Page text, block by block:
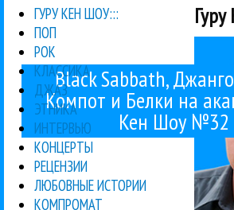
Black Sabbath,
Компот и Белки на
Кен Шоу №32
ГУРУ КЕН ШОУ:::
ПОП
РОК
КЛАССИКА
ДЖАЗ
ЭТНИКА
ИНТЕРВЬЮ
КОНЦЕРТЫ
РЕЦЕНЗИИ
ЛЮБОВНЫЕ ИСТОРИИ
КОМПРОМАТ
Гуру